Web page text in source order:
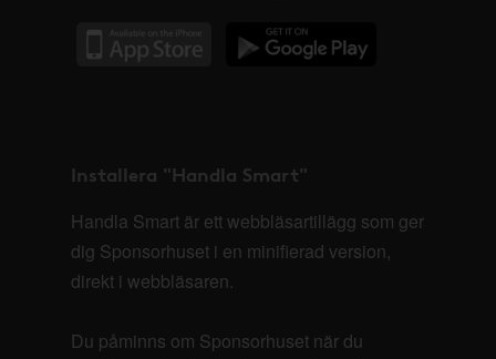
Installera "Handla Smart"
Handla Smart är ett webbläsartillägg som ger
dig Sponsorhuset i en minifierad version,
direkt i webbläsaren.
Du påminns om Sponsorhuset när du